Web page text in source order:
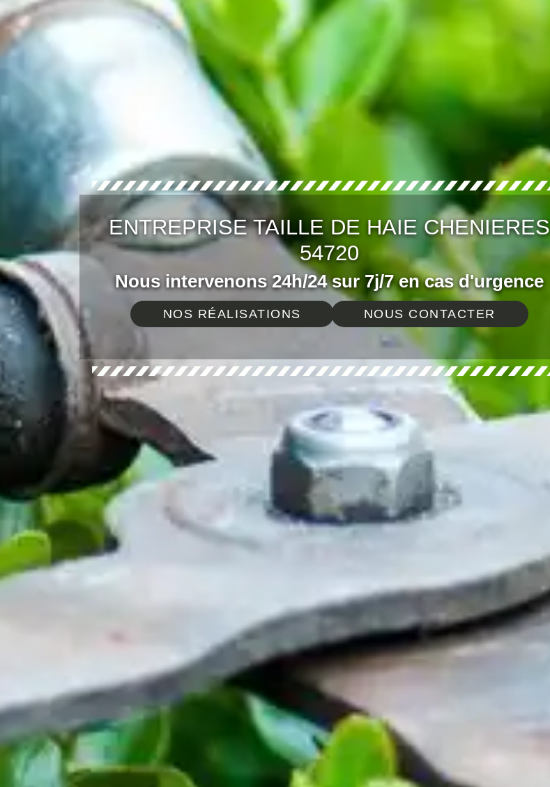
ENTREPRISE TAILLE DE HAIE CHENIERES
54720
Nous intervenons 24h/24 sur 7j/7 en cas d'urgence
NOS RÉALISATIONS NOUS CONTACTER